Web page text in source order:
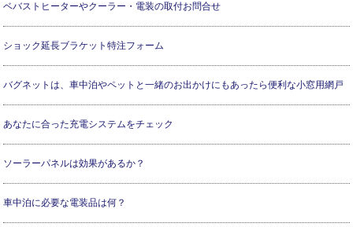
ベバストヒーターやクーラー・電装の取付お問合せ
ショック延長ブラケット特注フォーム
バグネットは、車中泊やペットと一緒のお出かけにもあったら便利な小窓用網戸
あなたに合った充電システムをチェック
ソーラーパネルは効果があるか？
車中泊に必要な電装品は何？